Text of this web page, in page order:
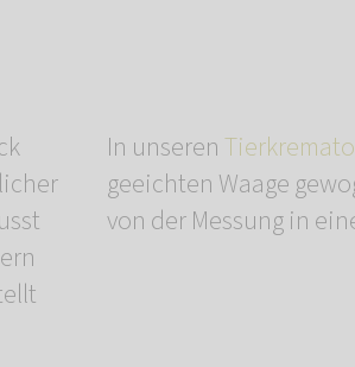
In unseren
geeichten Waage
von der Messung in